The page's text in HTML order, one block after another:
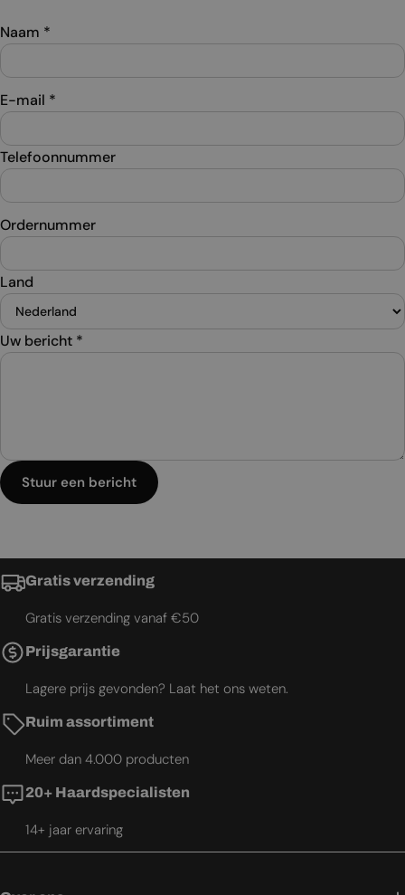
Naam *
E-mail *
Telefoonnummer
Ordernummer
Land
Uw bericht *
Stuur een bericht
Gratis verzending
Gratis verzending vanaf €50
Prijsgarantie
Lagere prijs gevonden? Laat het ons weten.
Ruim assortiment
Meer dan 4.000 producten
20+ Haardspecialisten
14+ jaar ervaring